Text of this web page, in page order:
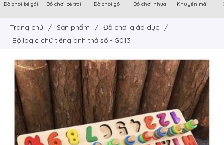
Đồ chơi bé gái Đồ chơi bé trai Đồ chơi gỗ Đồ chơi nhựa Khuyến mãi
Trang chủ / Sản phẩm / Đồ chơi giáo dục
/
Bộ logic chữ tiếng anh thả số - G013